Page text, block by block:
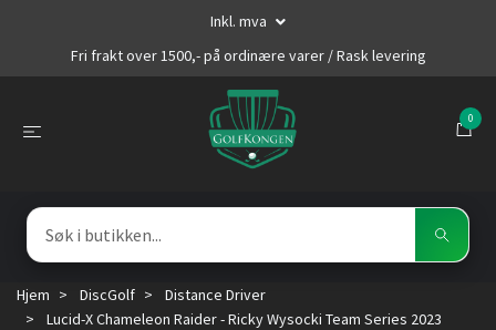
Inkl. mva
Fri frakt over 1500,- på ordinære varer / Rask levering
0
Hjem DiscGolf
Distance Driver
Lucid-X Chameleon Raider - Ricky Wysocki Team Series 2023